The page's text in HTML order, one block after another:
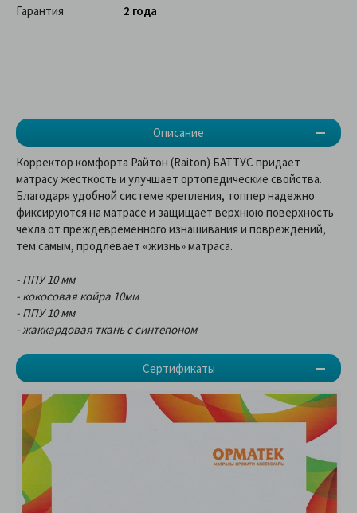
Описание
Сертификаты
Гарантия
2 года
Корректор комфорта Райтон (Raiton) БАТТУС придает
матрасу жесткость и улучшает ортопедические свойства.
Благодаря удобной системе крепления, топпер надежно
фиксируются на матрасе и защищает верхнюю поверхность
чехла от преждевременного изнашивания и повреждений,
тем самым, продлевает «жизнь» матраса.
- ППУ 10 мм
- кокосовая койра 10мм
- ППУ 10 мм
- жаккардовая ткань с синтепоном